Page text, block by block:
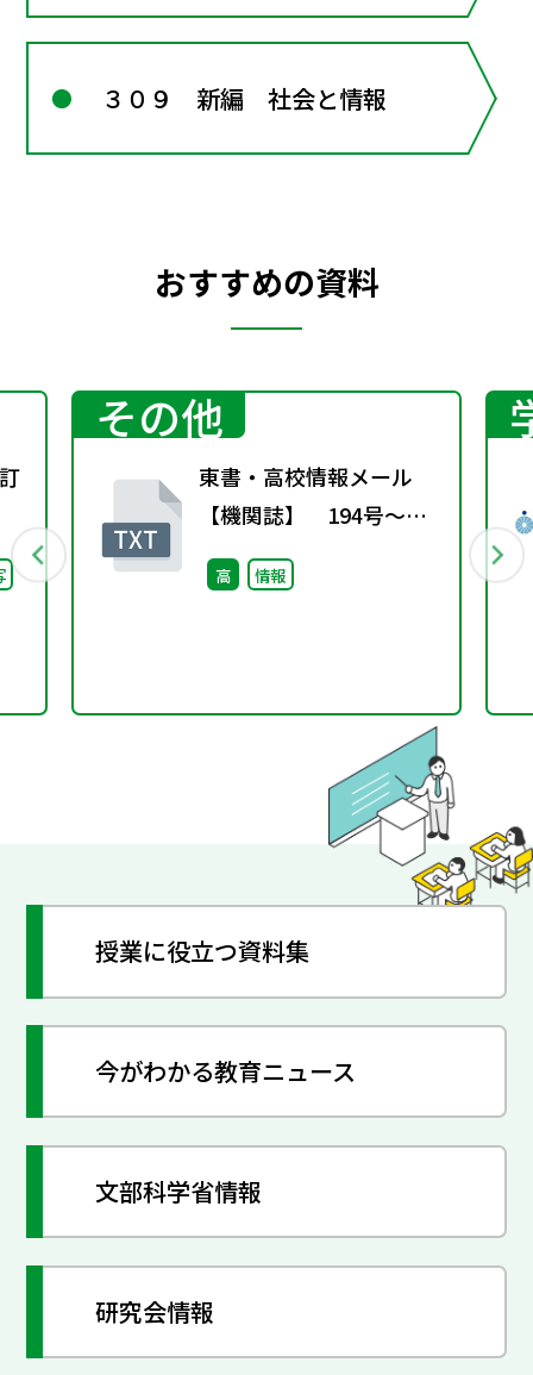
３０９ 新編 社会と情報
おすすめの資料
その他
東書・高校情報メール
【機関誌】 194号～緊
急速報メールの仕組み～
高 情報
授業に役立つ資料集
今がわかる教育ニュース
文部科学省情報
研究会情報